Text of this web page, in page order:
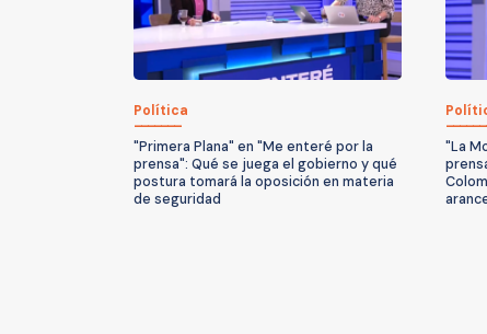
Política
"Primera Plana" en "Me enteré por la
prensa": Qué se juega el gobierno y qué
postura tomará la oposición en materia
de seguridad
"La